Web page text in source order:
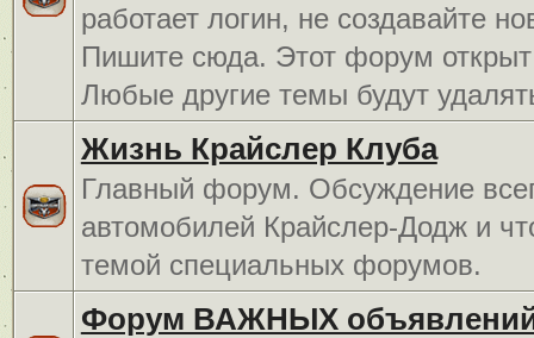
работает логин, не создавайте
Пишите сюда. Этот форум открыт
Любые другие темы будут
Жизнь Крайслер Клуба
Главный форум. Обсуждение
автомобилей Крайслер-Додж и
темой специальных форумов.
Форум ВАЖНЫХ